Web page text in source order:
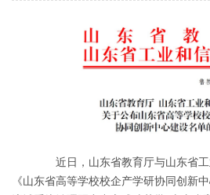
近日，山东省教育厅与山东省工
《山东省高等学校校企产学研协同创新